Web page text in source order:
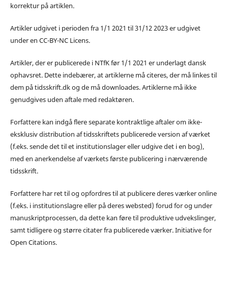
korrektur på artiklen.
Artikler udgivet i perioden fra 1/1 2021 til 31/12 2023 er udgivet
under en CC-BY-NC Licens.
Artikler, der er publicerede i NTfK før 1/1 2021 er underlagt dansk
ophavsret. Dette indebærer, at artiklerne må citeres, der må linkes til
dem på tidsskrift.dk og de må downloades. Artiklerne må ikke
genudgives uden aftale med redaktøren.
Forfattere kan indgå flere separate kontraktlige aftaler om ikke-
eksklusiv distribution af tidsskriftets publicerede version af værket
(f.eks. sende det til et institutionslager eller udgive det i en bog),
med en anerkendelse af værkets første publicering i nærværende
tidsskrift.
Forfattere har ret til og opfordres til at publicere deres værker online
(f.eks. i institutionslagre eller på deres websted) forud for og under
manuskriptprocessen, da dette kan føre til produktive udvekslinger,
samt tidligere og større citater fra publicerede værker. Initiative for
Open Citations.